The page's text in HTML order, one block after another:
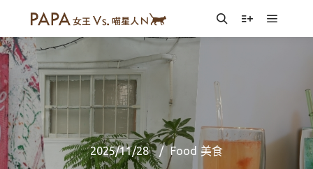
SearchMore info
Main
2025/11/28 Food 美食